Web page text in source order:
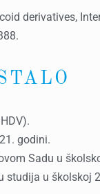
derivatives,
godini.
Sadu u
studija u